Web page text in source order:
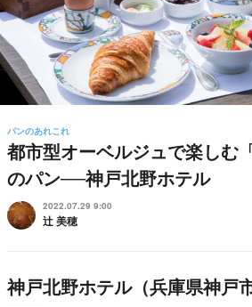
パンのあれこれ
都市型オーベルジュで楽しむ
のパン──神戸北野ホテル
2022.07.29 9:00
辻 美穂
神戸北野ホテル（兵庫県神戸市